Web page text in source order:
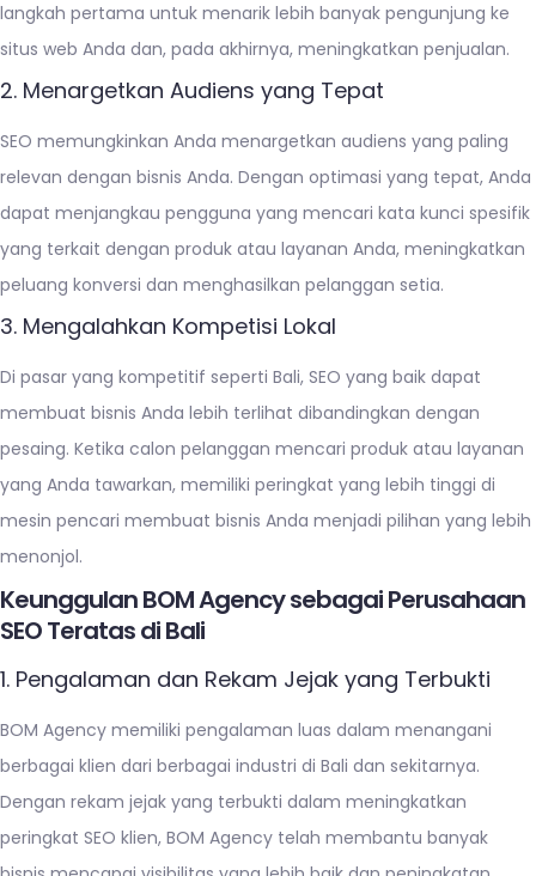
langkah pertama untuk menarik lebih banyak pengunjung ke
situs web Anda dan, pada akhirnya, meningkatkan penjualan.
2. Menargetkan Audiens yang Tepat
SEO memungkinkan Anda menargetkan audiens yang paling
relevan dengan bisnis Anda. Dengan optimasi yang tepat, Anda
dapat menjangkau pengguna yang mencari kata kunci spesifik
yang terkait dengan produk atau layanan Anda, meningkatkan
peluang konversi dan menghasilkan pelanggan setia.
3. Mengalahkan Kompetisi Lokal
Di pasar yang kompetitif seperti Bali, SEO yang baik dapat
membuat bisnis Anda lebih terlihat dibandingkan dengan
pesaing. Ketika calon pelanggan mencari produk atau layanan
yang Anda tawarkan, memiliki peringkat yang lebih tinggi di
mesin pencari membuat bisnis Anda menjadi pilihan yang lebih
menonjol.
Keunggulan BOM Agency sebagai Perusahaan
SEO Teratas di Bali
1. Pengalaman dan Rekam Jejak yang Terbukti
BOM Agency memiliki pengalaman luas dalam menangani
berbagai klien dari berbagai industri di Bali dan sekitarnya.
Dengan rekam jejak yang terbukti dalam meningkatkan
peringkat SEO klien, BOM Agency telah membantu banyak